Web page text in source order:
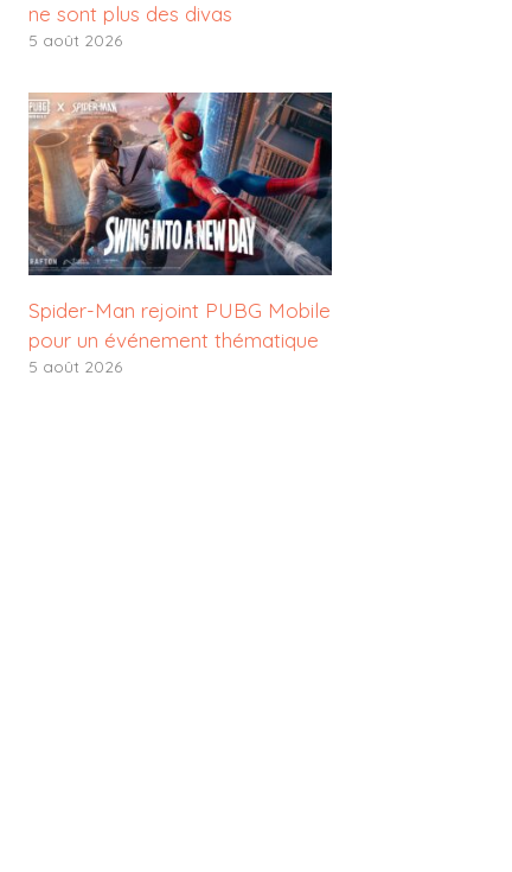
ne sont plus des divas
5 août 2026
Spider-Man rejoint PUBG Mobile
pour un événement thématique
5 août 2026